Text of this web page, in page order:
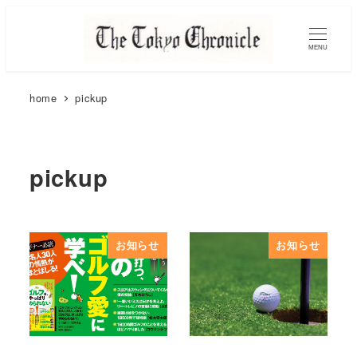
MENU
home pickup
pickup
お知らせ お知らせ